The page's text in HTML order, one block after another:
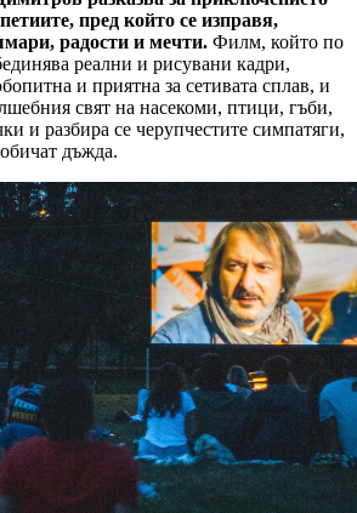
пред който се изправя,
радости и мечти. Филм, който по
реални и рисувани кадри,
и приятна за сетивата сплав, и
свят на насекоми, птици, гъби,
и разбира се черупчестите симпатяги,
дъжда.